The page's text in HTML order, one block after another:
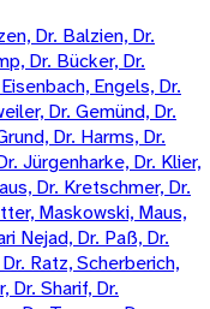
Dr. Balzien, Dr.
Dr. Bücker, Dr.
Engels, Dr.
Dr. Gemünd, Dr.
Dr. Harms, Dr.
Jürgenharke, Dr. Klier,
Dr. Kretschmer, Dr.
Maskowski, Maus,
Nejad, Dr. Paß, Dr.
Ratz, Scherberich,
Dr. Sharif, Dr.